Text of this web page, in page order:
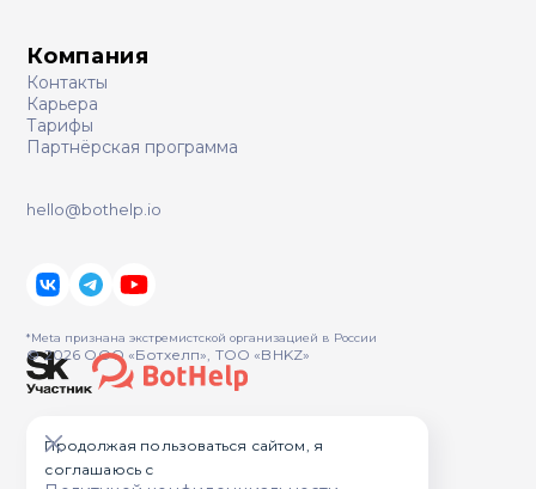
Продолжая пользоваться сайтом, я
соглашаюсь с
Компания
Контакты
Карьера
Тарифы
Партнёрская программа
*Meta признана экстремистcкой организацией в России
© 2026 ООО «Ботхелп», ТОО «BHKZ»
hello@bothelp.io